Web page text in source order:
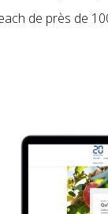
de près de